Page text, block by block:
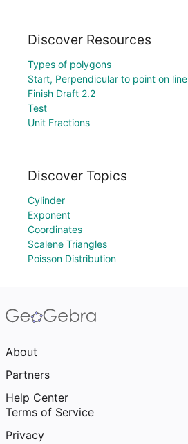
Discover Resources
Types of polygons
Start, Perpendicular to point on line
Finish Draft 2.2
Test
Unit Fractions
Discover Topics
Cylinder
Exponent
Coordinates
Scalene Triangles
Poisson Distribution
About
Partners
Help Center
Terms of Service
Privacy